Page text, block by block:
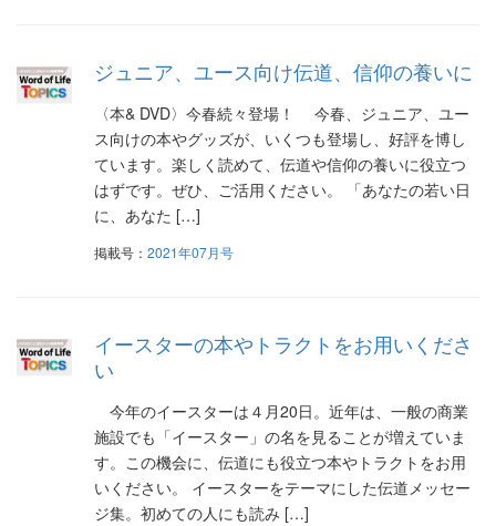
ジュニア、ユース向け伝道、信仰の養いに
〈本& DVD〉今春続々登場！ 今春、ジュニア、ユー
ス向けの本やグッズが、いくつも登場し、好評を博し
ています。楽しく読めて、伝道や信仰の養いに役立つ
はずです。ぜひ、ご活用ください。 「あなたの若い日
に、あなた […]
掲載号： 2021年07月号
イースターの本やトラクトをお用いくださ
い
今年のイースターは４月20日。近年は、一般の商業
施設でも「イースター」の名を見ることが増えていま
す。この機会に、伝道にも役立つ本やトラクトをお用
いください。 イースターをテーマにした伝道メッセー
ジ集。初めての人にも読み […]